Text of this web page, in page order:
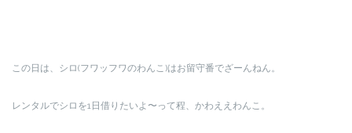
この日は、シロ(フワッフワのわんこ)はお留守番でざーんねん。
レンタルでシロを1日借りたいよ〜って程、かわええわんこ。